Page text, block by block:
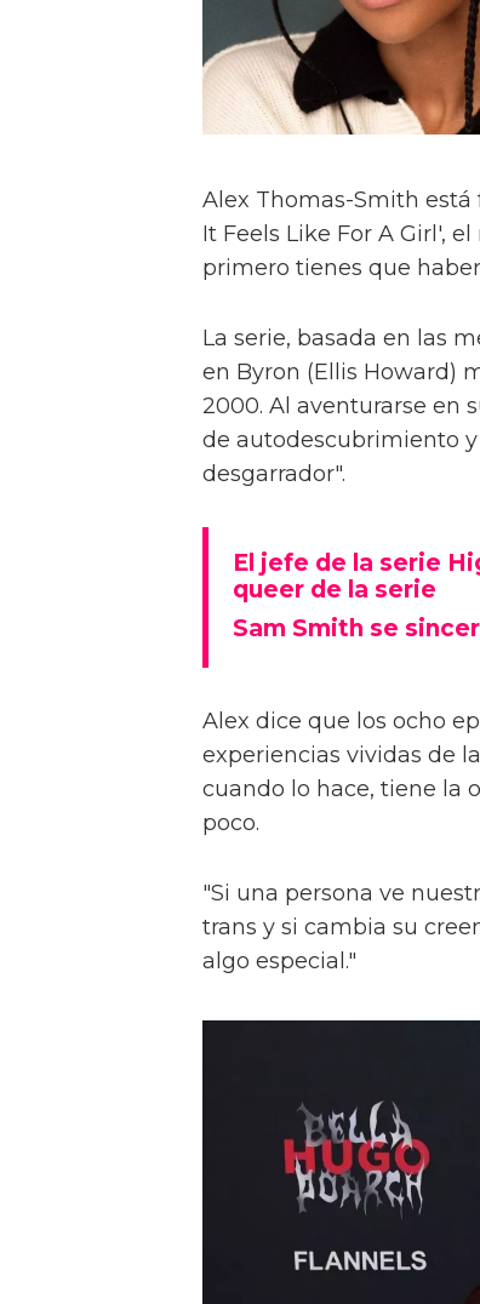
Alex Thomas-Smith
It Feels Like For A Girl',
primero tienes que
La serie, basada en las
en Byron (Ellis Howard)
2000. Al aventurarse en
de autodescubrimiento
desgarrador".
El jefe de la serie
queer de la serie
Sam Smith se
Alex dice que los ocho
experiencias vividas de
cuando lo hace, tiene la
poco.
"Si una persona ve
trans y si cambia su
algo especial."